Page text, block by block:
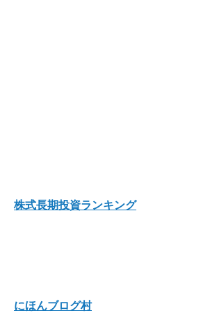
株式長期投資ランキング
にほんブログ村